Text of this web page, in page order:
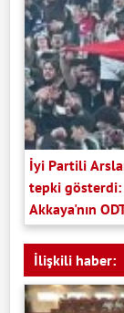
İyi Partili
tepki
Akkaya'nın
İlişkili haber: